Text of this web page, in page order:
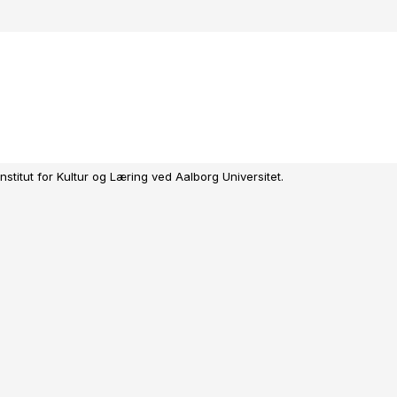
af gule veste, indvandring og stormagtsdrømme ved at
såvel som god mad. Du får også en lang række opskrifter på
for Kultur og Læring ved Aalborg Universitet.